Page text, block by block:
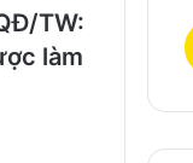
TW:
làm